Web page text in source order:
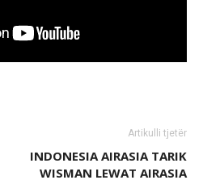
Artikulli tjetër
INDONESIA AIRASIA TARIK
WISMAN LEWAT AIRASIA